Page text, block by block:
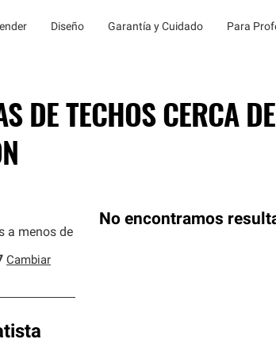
Diseño Garantía y Cuidado Para
DE TECHOS CERCA DE
a menos de
Cambiar
No encontramos